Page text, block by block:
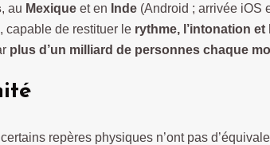
, au Mexique et en Inde (Android ; arrivée iOS
capable de restituer le rythme, l’intonation et
plus d’un milliard de personnes chaque
repères physiques n’ont pas